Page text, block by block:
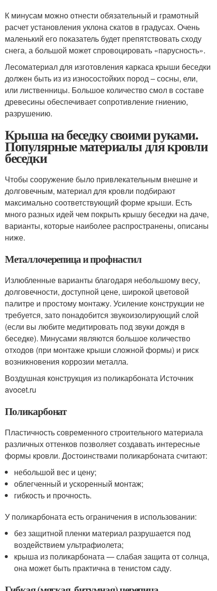
К минусам можно отнести обязательный и грамотный
расчет установления уклона скатов в градусах. Очень
маленький его показатель будет препятствовать сходу
снега, а большой может спровоцировать «парусность».
Лесоматериал для изготовления каркаса крыши беседки
должен быть из из износостойких пород – сосны, ели,
или лиственницы. Большое количество смол в составе
древесины обеспечивает сопротивление гниению,
разрушению.
Крыша на беседку своими руками.
Популярные материалы для кровли
беседки
Чтобы сооружение было привлекательным внешне и
долговечным, материал для кровли подбирают
максимально соответствующий форме крыши. Есть
много разных идей чем покрыть крышу беседки на даче,
варианты, которые наиболее распространены, описаны
ниже.
Металлочерепица и профнастил
Излюбленные варианты благодаря небольшому весу,
долговечности, доступной цене, широкой цветовой
палитре и простому монтажу. Усиление конструкции не
требуется, зато понадобится звукоизолирующий слой
(если вы любите медитировать под звуки дождя в
беседке). Минусами являются большое количество
отходов (при монтаже крыши сложной формы) и риск
возникновения коррозии металла.
Воздушная конструкция из поликарбоната Источник
avocet.ru
Поликарбонат
Пластичность современного строительного материала
различных оттенков позволяет создавать интересные
формы кровли. Достоинствами поликарбоната считают:
небольшой вес и цену;
облегченный и ускоренный монтаж;
гибкость и прочность.
У поликарбоната есть ограничения в использовании:
без защитной пленки материал разрушается под
воздействием ультрафиолета;
крыша из поликарбоната — слабая защита от солнца,
она может быть практична в тенистом саду.